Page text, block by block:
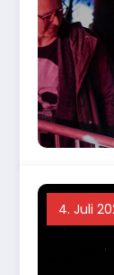
4. Juli